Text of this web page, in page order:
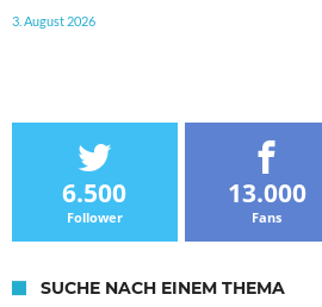
3. August 2026
6.500
Follower
13.000
Fans
SUCHE NACH EINEM THEMA